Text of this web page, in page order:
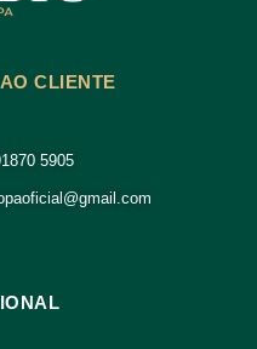
CLIENTE
5905